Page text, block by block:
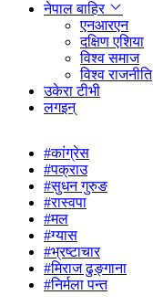
नेपाल बाहिर
एनआरएन
दक्षिण एशिया
विश्व समाज
विश्व राजनीति
उकेरा टीभी
लगइन्
#कांग्रेस
#पक्राउ
#सुधन गुरुङ
#रास्वपा
#मल
#ग्यास
#भ्रष्टाचार
#मिराज ढुङ्गाना
#निर्मला पन्त